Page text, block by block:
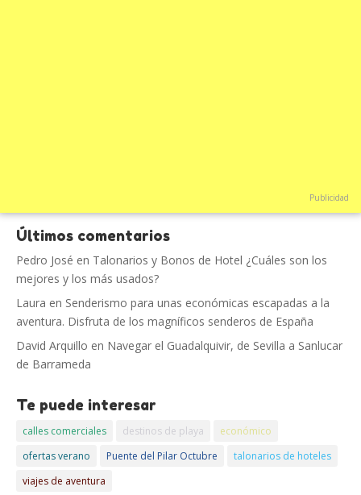
Publicidad
Últimos comentarios
Pedro José en Talonarios y Bonos de Hotel ¿Cuáles son los
mejores y los más usados?
Laura en Senderismo para unas económicas escapadas a la
aventura. Disfruta de los magníficos senderos de España
David Arquillo en Navegar el Guadalquivir, de Sevilla a Sanlucar
de Barrameda
Te puede interesar
calles comerciales destinos de playa
económico
ofertas verano
Puente del Pilar Octubre
talonarios de hoteles
viajes de aventura